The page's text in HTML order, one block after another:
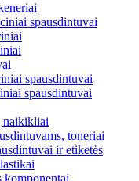
spausdintuvai
spausdintuvai
spausdintuvai
naikikliai
toneriai
ir etiketės